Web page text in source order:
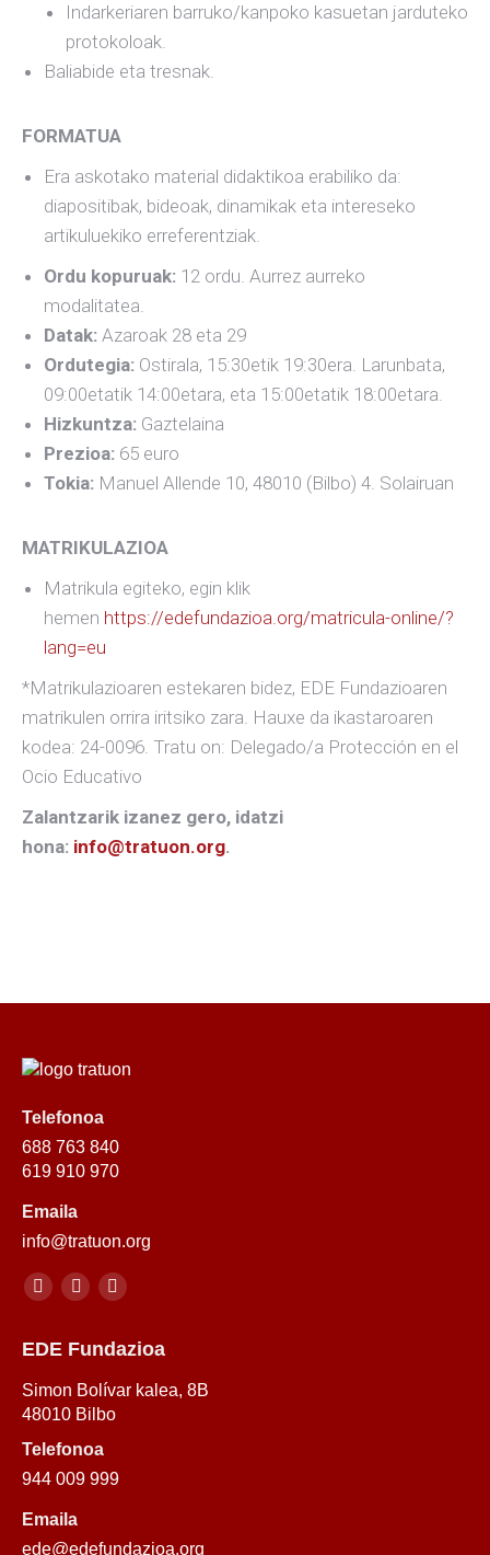
Indarkeriaren barruko/kanpoko kasuetan jarduteko
protokoloak.
Baliabide eta tresnak.
FORMATUA
Era askotako material didaktikoa erabiliko da:
diapositibak, bideoak, dinamikak eta intereseko
artikuluekiko erreferentziak.
Ordu kopuruak: 12 ordu. Aurrez aurreko
modalitatea.
Datak: Azaroak 28 eta 29
Ordutegia: Ostirala, 15:30etik 19:30era. Larunbata,
09:00etatik 14:00etara, eta 15:00etatik 18:00etara.
Hizkuntza: Gaztelaina
Prezioa: 65 euro
Tokia: Manuel Allende 10, 48010 (Bilbo) 4. Solairuan
MATRIKULAZIOA
Matrikula egiteko, egin klik
hemen https://edefundazioa.org/matricula-online/?
lang=eu
*Matrikulazioaren estekaren bidez, EDE Fundazioaren
matrikulen orrira iritsiko zara. Hauxe da ikastaroaren
kodea: 24-0096. Tratu on: Delegado/a Protección en el
Ocio Educativo
Zalantzarik izanez gero, idatzi
hona: info@tratuon.org.
Telefonoa
688 763 840
619 910 970
Emaila
info@tratuon.org
Sare sozialak:
Youtube
TwitterYoutube
EDE Fundazioa
Simon Bolívar kalea, 8B
48010 Bilbo
Telefonoa
944 009 999
Emaila
ede@edefundazioa.org